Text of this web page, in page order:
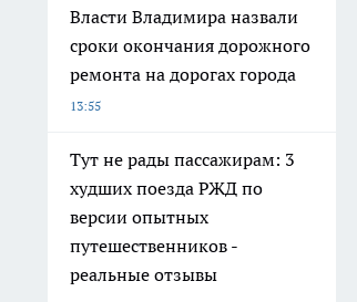
Власти Владимира назвали
сроки окончания дорожного
ремонта на дорогах города
13:55
Тут не рады пассажирам: 3
худших поезда РЖД по
версии опытных
путешественников -
реальные отзывы